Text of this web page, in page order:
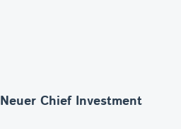
Chief Investment